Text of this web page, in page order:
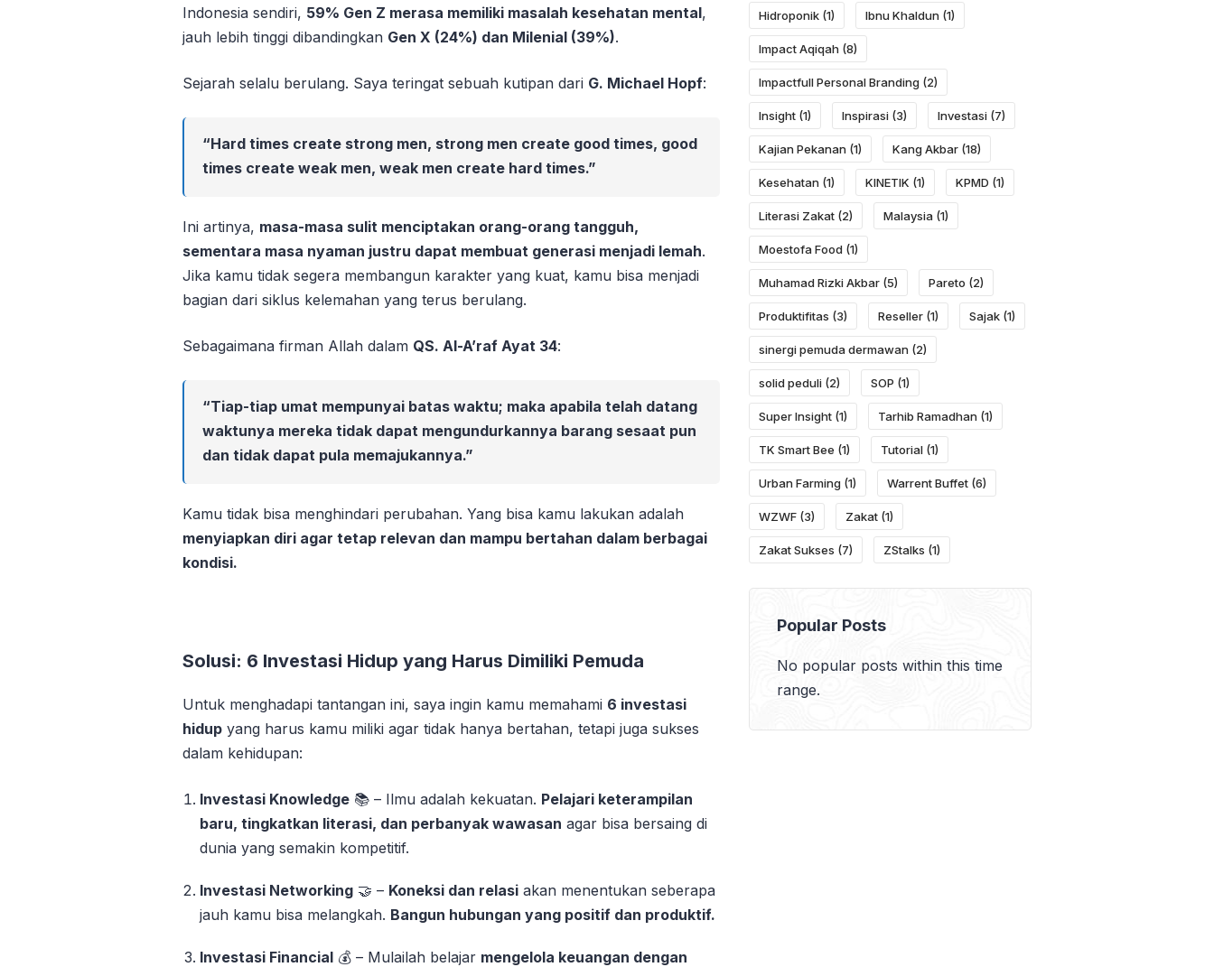
Indonesia sendiri, 59% Gen Z merasa memiliki masalah kesehatan mental,
jauh lebih tinggi dibandingkan Gen X (24%) dan Milenial (39%).
Sejarah selalu berulang. Saya teringat sebuah kutipan dari G. Michael Hopf:
“Hard times create strong men, strong men create good times, good
times create weak men, weak men create hard times.”
Ini artinya, masa-masa sulit menciptakan orang-orang tangguh,
sementara masa nyaman justru dapat membuat generasi menjadi lemah.
Jika kamu tidak segera membangun karakter yang kuat, kamu bisa menjadi
bagian dari siklus kelemahan yang terus berulang.
Sebagaimana firman Allah dalam QS. Al-A’raf Ayat 34:
“Tiap-tiap umat mempunyai batas waktu; maka apabila telah datang
waktunya mereka tidak dapat mengundurkannya barang sesaat pun
dan tidak dapat pula memajukannya.”
Kamu tidak bisa menghindari perubahan. Yang bisa kamu lakukan adalah
menyiapkan diri agar tetap relevan dan mampu bertahan dalam berbagai
kondisi.
Solusi: 6 Investasi Hidup yang Harus Dimiliki Pemuda
Untuk menghadapi tantangan ini, saya ingin kamu memahami 6 investasi
hidup yang harus kamu miliki agar tidak hanya bertahan, tetapi juga sukses
dalam kehidupan:
Investasi Knowledge 📚 – Ilmu adalah kekuatan. Pelajari keterampilan
baru, tingkatkan literasi, dan perbanyak wawasan agar bisa bersaing di
dunia yang semakin kompetitif.
Investasi Networking 🤝 – Koneksi dan relasi akan menentukan seberapa
jauh kamu bisa melangkah. Bangun hubungan yang positif dan produktif.
Investasi Financial 💰 – Mulailah belajar mengelola keuangan dengan
Hidroponik(1) Ibnu Khaldun(1)
Impact Aqiqah(8)
Impactfull Personal Branding(2)
Insight(1) Inspirasi(3) Investasi(7)
Kajian Pekanan(1) Kang Akbar(18)
Kesehatan(1) KINETIK (1) KPMD (1)
Literasi Zakat(2) Malaysia(1)
Moestofa Food(1)
Muhamad Rizki Akbar(5) Pareto (2)
Produktifitas (3) Reseller(1) Sajak(1)
sinergi pemuda dermawan(2)
solid peduli(2) SOP (1)
Super Insight(1) Tarhib Ramadhan(1)
TK Smart Bee (1) Tutorial(1)
Urban Farming(1) Warrent Buffet(6)
WZWF(3) Zakat(1)
Zakat Sukses (7) ZStalks (1)
Popular Posts
No popular posts within this time
range.